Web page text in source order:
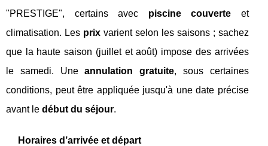
"PRESTIGE", certains avec piscine couverte et
climatisation. Les prixvarient selon les saisons ; sachez
que la haute saison (juillet et août) impose des arrivées
le samedi. Uneannulation gratuite, sous certaines
conditions, peut être appliquée jusqu'à une date précise
avant le début du séjour.
Horaires d’arrivée et départ